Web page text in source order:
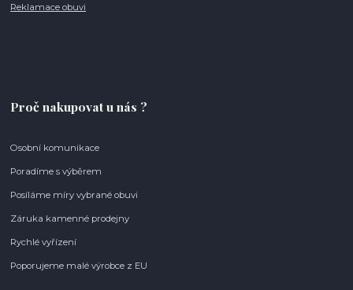
Reklamace obuvi
Proč nakupovat u nás ?
Osobní komunikace
Poradíme s výběrem
Posíláme míry vybrané obuvi
Záruka kamenné prodejny
Rychlé vyřízení
Poporujeme malé výrobce z EU